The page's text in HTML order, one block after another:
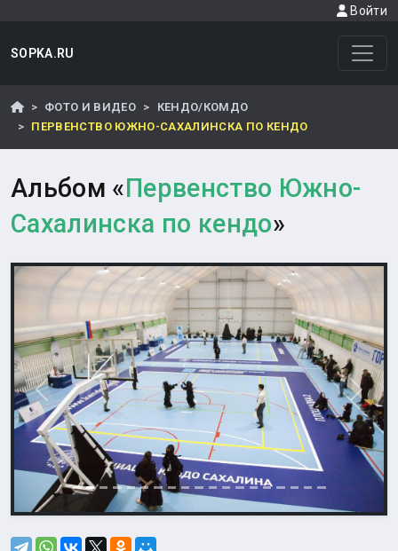
Войти
SOPKA.RU
ФОТО И ВИДЕО
КЕНДО/КОМДО
ПЕРВЕНСТВО ЮЖНО-САХАЛИНСКА ПО КЕНДО
Альбом «Первенство Южно-
Сахалинска по кендо»
Назад